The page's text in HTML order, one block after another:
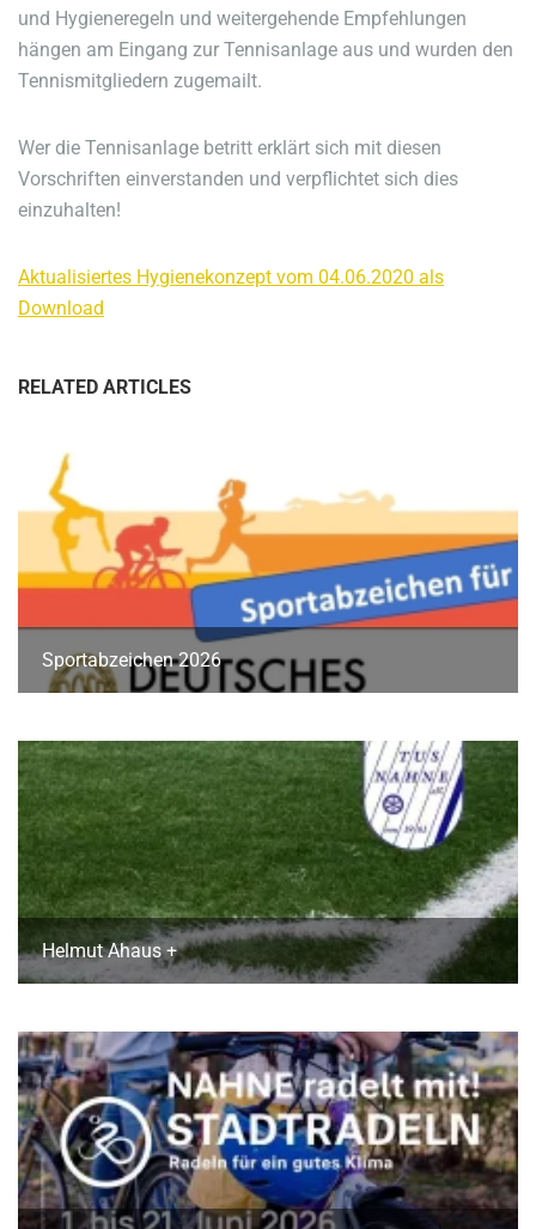
und Hygieneregeln und weitergehende Empfehlungen
hängen am Eingang zur Tennisanlage aus und wurden den
Tennismitgliedern zugemailt.
Wer die Tennisanlage betritt erklärt sich mit diesen
Vorschriften einverstanden und verpflichtet sich dies
einzuhalten!
Aktualisiertes Hygienekonzept vom 04.06.2020 als
Download
RELATED ARTICLES
Sportabzeichen 2026
Helmut Ahaus +